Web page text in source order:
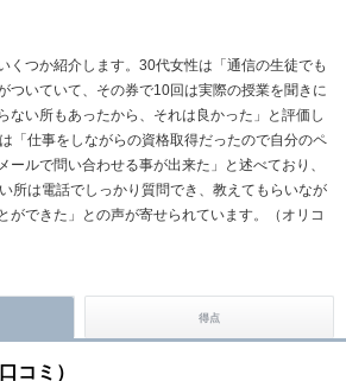
くつか紹介します。30代女性は「通信の生徒でも
ついていて、その券で10回は実際の授業を聞きに
ない所もあったから、それは良かった」と評価し
「仕事をしながらの資格取得だったので自分のペ
ールで問い合わせる事が出来た」と述べており、
所は電話でしっかり質問でき、教えてもらいなが
ができた」との声が寄せられています。（オリコ
得点
コミ）